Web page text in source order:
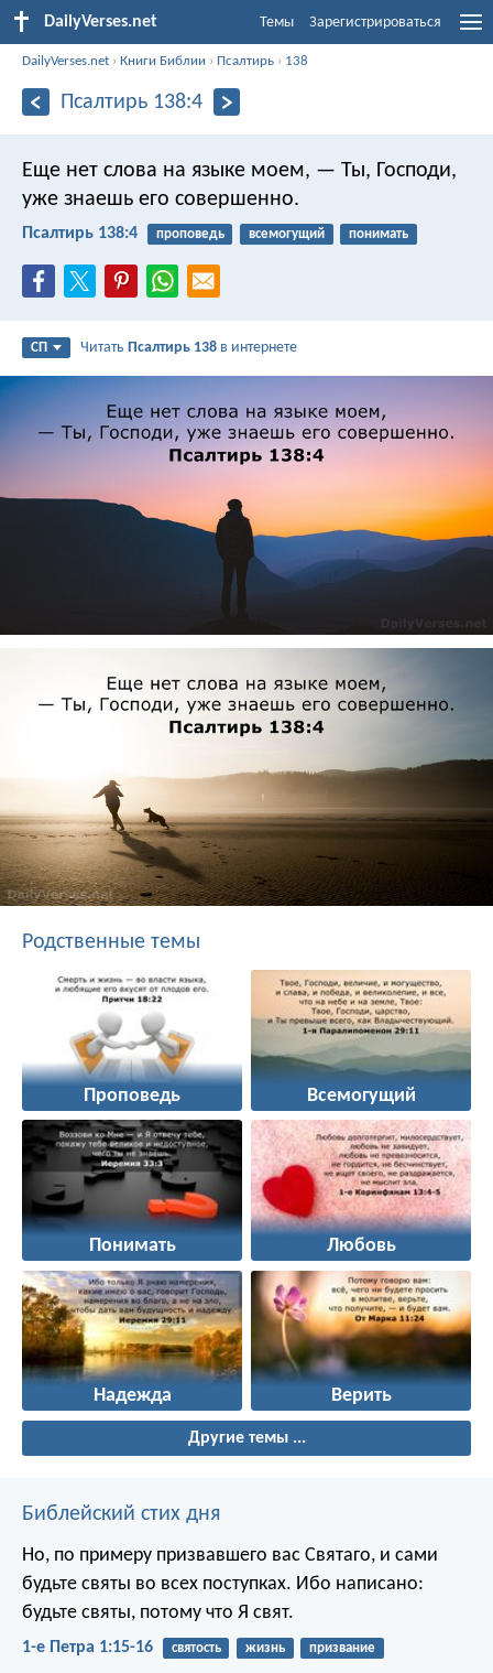
DailyVerses.net Темы Зарегистрироваться
DailyVerses.net ›Книги Библии › Псалтирь › 138
Псалтирь 138:4
Еще нет слова на языке моем, — Ты, Господи,
уже знаешь его совершенно.
Псалтирь 138:4 проповедь всемогущий понимать
СП ЧитатьПсалтирь 138 в интернете
Родственные темы
Проповедь Всемогущий
Понимать Любовь
Надежда Верить
Другие темы ...
Библейский стих дня
Но, по примеру призвавшего вас Святаго, и сами
будьте святы во всех поступках. Ибо написано:
будьте святы, потому что Я свят.
1-е Петра 1:15-16 святость жизнь призвание